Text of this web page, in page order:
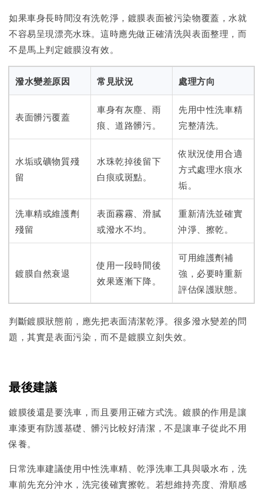
如果車身長時間沒有洗乾淨，鍍膜表面被污染物覆蓋，水就
不容易呈現漂亮水珠。這時應先做正確清洗與表面整理，而
不是馬上判定鍍膜沒有效。
潑水變差原因 常見狀況 處理方向
表面髒污覆蓋
車身有灰塵、雨
痕、道路髒污。
先用中性洗車精
完整清洗。
水垢或礦物質殘
留
水珠乾掉後留下
白痕或斑點。
依狀況使用合適
方式處理水痕水
垢。
洗車精或維護劑
殘留
表面霧霧、滑膩
或潑水不均。
重新清洗並確實
沖淨、擦乾。
鍍膜自然衰退
使用一段時間後
效果逐漸下降。
可用維護劑補
強，必要時重新
評估保護狀態。
判斷鍍膜狀態前，應先把表面清潔乾淨。很多潑水變差的問
題，其實是表面污染，而不是鍍膜立刻失效。
最後建議
鍍膜後還是要洗車，而且要用正確方式洗。鍍膜的作用是讓
車漆更有防護基礎、髒污比較好清潔，不是讓車子從此不用
保養。
日常洗車建議使用中性洗車精、乾淨洗車工具與吸水布，洗
車前先充分沖水，洗完後確實擦乾。若想維持亮度、滑順感